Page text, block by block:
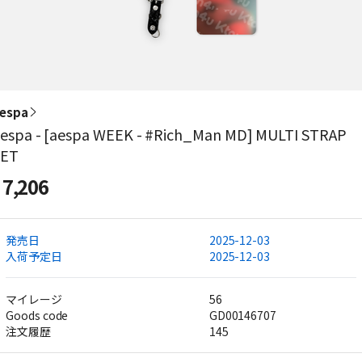
- [aespa WEEK - #Rich_Man MD] MULTI STRAP
7,206
発売日
2025-12-03
入荷予定日
2025-12-03
マイレージ
56
Goods code
GD00146707
注文履歴
145